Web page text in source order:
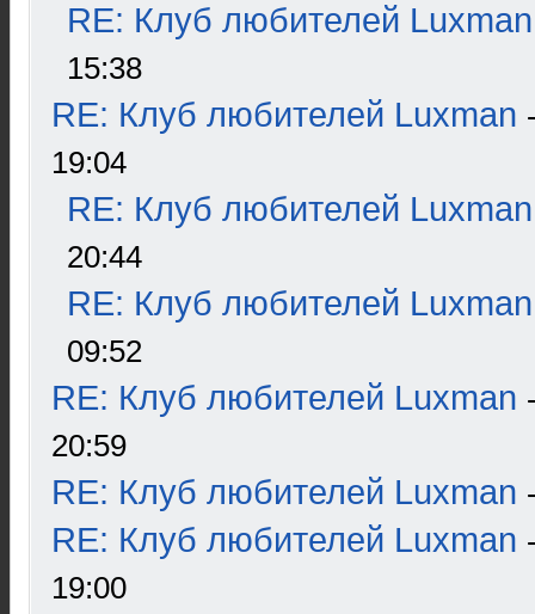
RE: Клуб любителей Luxman
15:38
RE: Клуб любителей Luxman
19:04
RE: Клуб любителей Luxman
20:44
RE: Клуб любителей Luxman
09:52
RE: Клуб любителей Luxman
20:59
RE: Клуб любителей Luxman
RE: Клуб любителей Luxman
19:00